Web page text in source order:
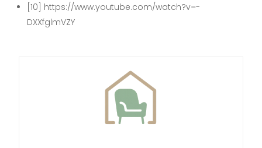
[10] https://www.youtube.com/watch?v=-
DXXfglmVZY